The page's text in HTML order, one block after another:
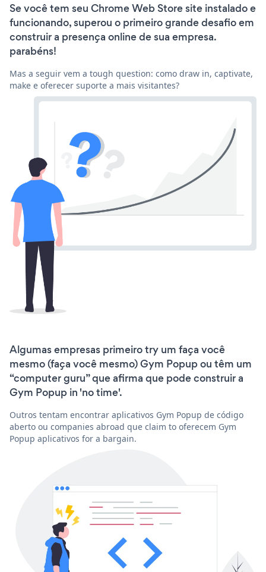
Se você tem seu Chrome Web Store site instalado e
funcionando, superou o primeiro grande desafio em
construir a presença online de sua empresa.
parabéns!
Mas a seguir vem a tough question: como draw in, captivate,
make e oferecer suporte a mais visitantes?
Algumas empresas primeiro try um faça você
mesmo (faça você mesmo) Gym Popup ou têm um
“computer guru” que afirma que pode construir a
Gym Popup in 'no time'.
Outros tentam encontrar aplicativos Gym Popup de código
aberto ou companies abroad que claim to oferecem Gym
Popup aplicativos for a bargain.